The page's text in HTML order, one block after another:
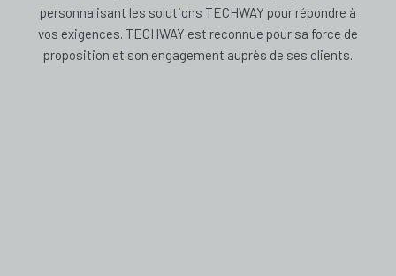
personnalisant les solutions TECHWAY pour répondre à
vos exigences. TECHWAY est reconnue pour sa force de
proposition et son engagement auprès de ses clients.